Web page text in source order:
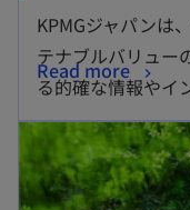
KPMGジャパンは
テナブルバリュー
る的確な情報やイ
Read more